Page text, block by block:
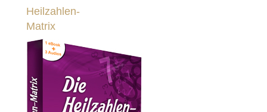
Heilzahlen-
Matrix